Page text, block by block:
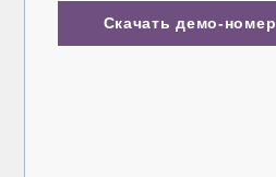
Скачать демо-номер